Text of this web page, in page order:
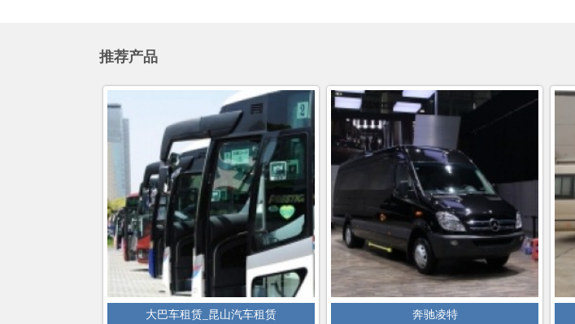
推荐产品
大巴车租赁_昆山汽车租赁 奔驰凌特